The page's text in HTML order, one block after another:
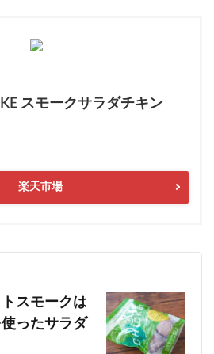
スモークサラダチキン
楽天市場
スモークは
ったサラダ